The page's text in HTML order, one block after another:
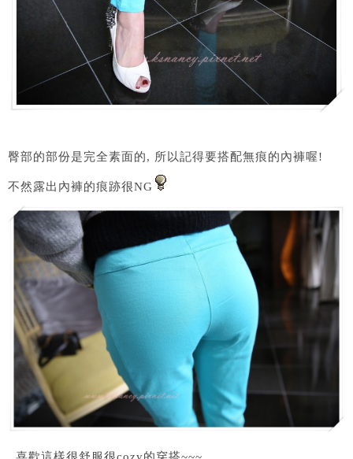
臀部的部份是完全素面的, 所以記得要搭配無痕的內褲喔!
不然露出內褲的痕跡很NG